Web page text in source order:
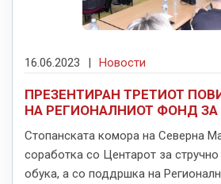
16.06.2023 | Новости
ПРЕЗЕНТИРАН ТРЕТИОТ
НА РЕГИОНАЛНИОТ ФОНД
Стопанската комора на Северна
соработка со Центарот за
обука, а со поддршка на